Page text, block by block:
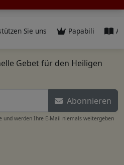
Sie uns Papabili
Gebet für den Heiligen
Abonnieren
und werden Ihre E-Mail niemals weitergeben